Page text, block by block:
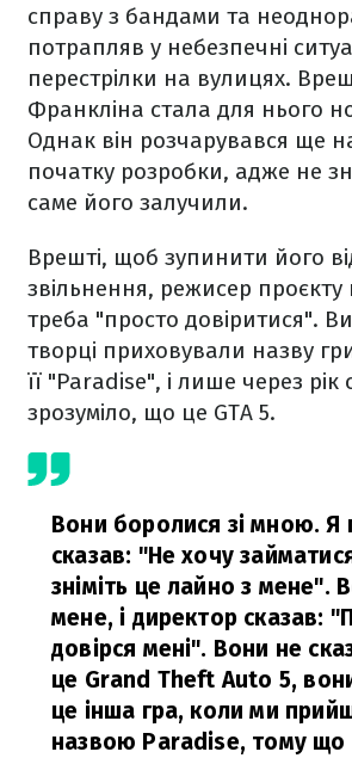
справу з бандами та
потрапляв у небезпечні
перестрілки на вулицях.
Франкліна стала для нього
Однак він розчарувався ще
початку розробки, адже не
саме його залучили.
Врешті, щоб зупинити його
звільнення, режисер
треба "просто довіритися".
творці приховували назву
її "Paradise", і лише через рік
зрозуміло, що це GTA 5.
Вони боролися зі мною. Я
сказав: "Не хочу
зніміть це лайно з мене".
мене, і директор сказав:
довірся мені". Вони не
це Grand Theft Auto 5,
це інша гра, коли ми
назвою Paradise, тому що